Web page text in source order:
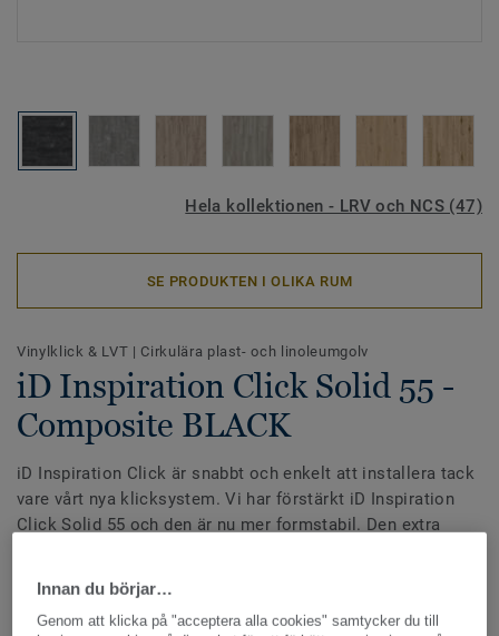
Hela kollektionen - LRV och NCS (47)
SE PRODUKTEN I OLIKA RUM
Vinylklick & LVT | Cirkulära plast- och linoleumgolv
iD Inspiration Click Solid 55 -
Composite BLACK
iD Inspiration Click är snabbt och enkelt att installera tack
vare vårt nya klicksystem. Vi har förstärkt iD Inspiration
Click Solid 55 och den är nu mer formstabil. Den extra
läggningsanvisningen).
VIKTIGA EGENSKAPER
Innan du börjar…
Genom att klicka på "acceptera alla cookies" samtycker du till